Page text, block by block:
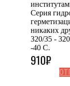
Серия
никаких
320/35 -
-40 С.
910₽